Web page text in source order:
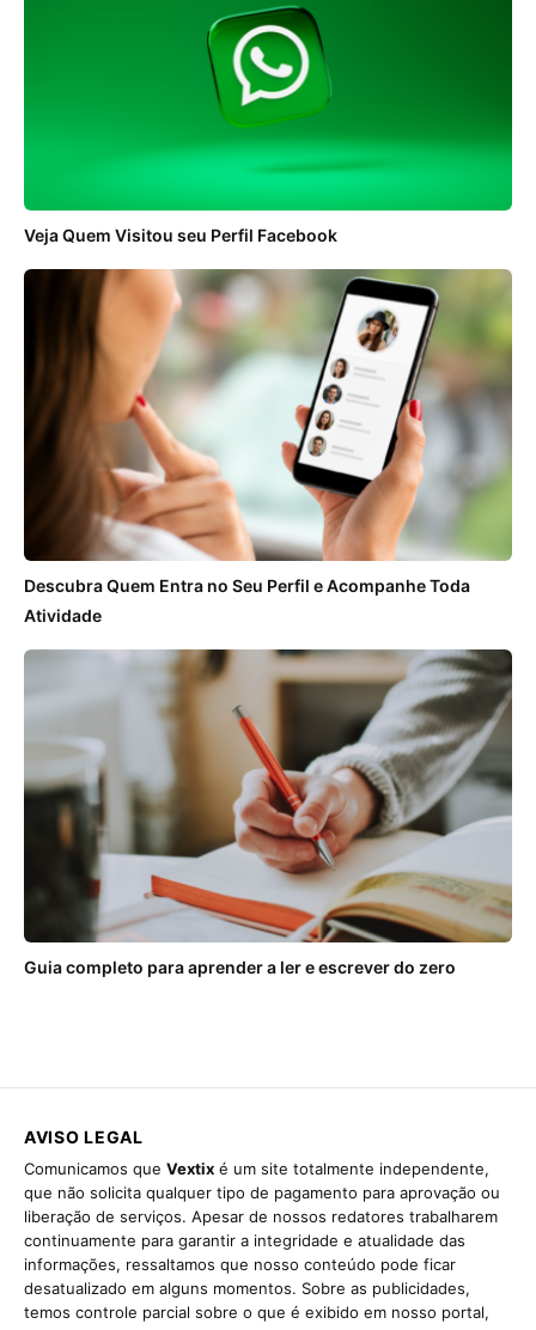
Veja Quem Visitou seu Perfil Facebook
Descubra Quem Entra no Seu Perfil e Acompanhe Toda
Atividade
Guia completo para aprender a ler e escrever do zero
AVISO LEGAL
Comunicamos que Vextix é um site totalmente independente,
que não solicita qualquer tipo de pagamento para aprovação ou
liberação de serviços. Apesar de nossos redatores trabalharem
continuamente para garantir a integridade e atualidade das
informações, ressaltamos que nosso conteúdo pode ficar
desatualizado em alguns momentos. Sobre as publicidades,
temos controle parcial sobre o que é exibido em nosso portal,